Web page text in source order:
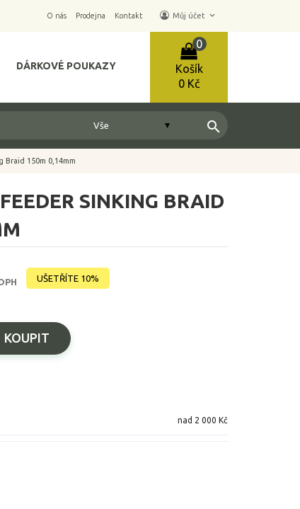
O nás Prodejna Kontakt Můj účet keyboard_arrow_down
Košík
0
0 Kč
DÁRKOVÉ POUKAZY
search
150m 0,14mm
SINKING BRAID
UŠETŘÍTE 10%
KOUPIT
nad 2 000 Kč